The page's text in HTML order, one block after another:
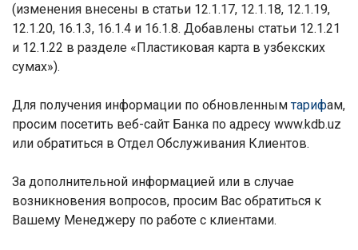
(изменения внесены в статьи 12.1.17, 12.1.18, 12.1.19,
12.1.20, 16.1.3, 16.1.4 и 16.1.8. Добавлены статьи 12.1.21
и 12.1.22 в разделе «Пластиковая карта в узбекских
сумах»).
Для получения информации по обновленнымтарифам,
просим посетить веб-сайт Банка по адресу www.kdb.uz
или обратиться в Отдел Обслуживания Клиентов.
За дополнительной информацией или в случае
возникновения вопросов, просим Вас обратиться к
Вашему Менеджеру по работе с клиентами.